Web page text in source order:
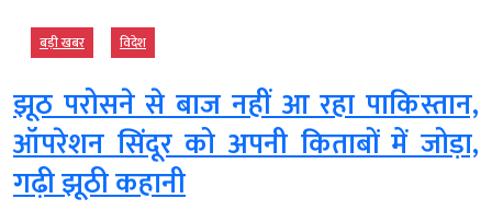
बड़ी खबर विदेश
झूठ परोसने से बाज नहीं आ रहा पाकिस्तान,
ऑपरेशन सिंदूर को अपनी किताबों में जोड़ा,
गढ़ी झूठी कहानी